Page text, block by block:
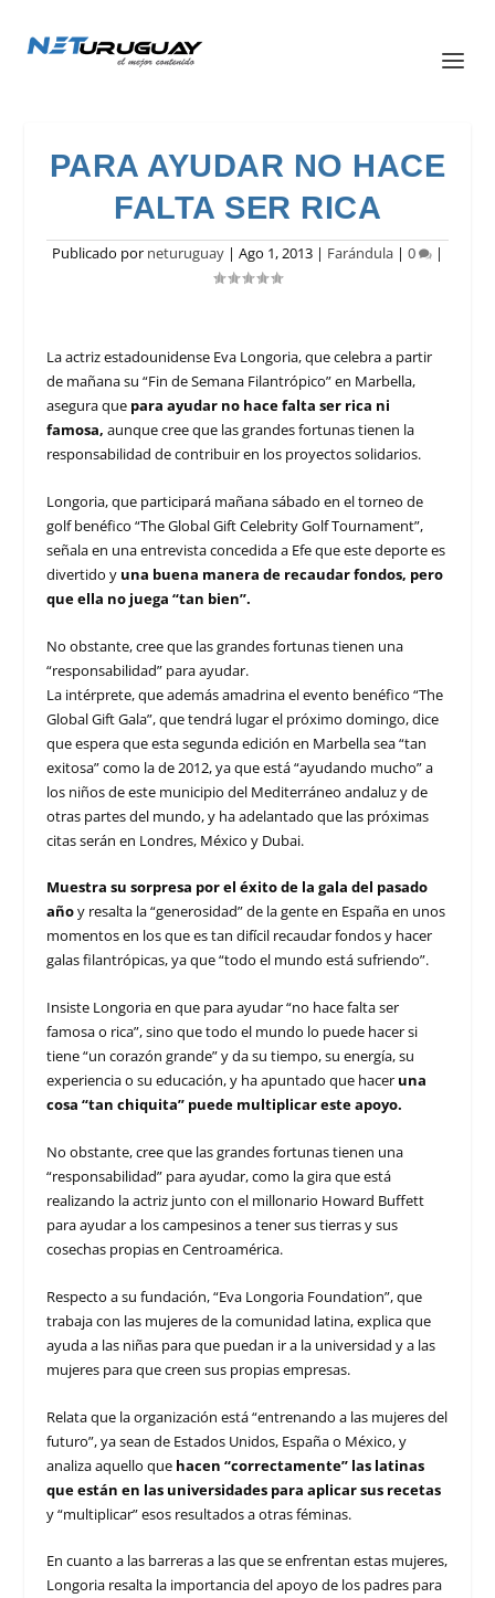
PARA AYUDAR NO HACE
FALTA SER RICA
Publicado por neturuguay | Ago 1, 2013 | Farándula | 0 |
La actriz estadounidense Eva Longoria, que celebra a partir
de mañana su “Fin de Semana Filantrópico” en Marbella,
asegura que para ayudar no hace falta ser rica ni
famosa, aunque cree que las grandes fortunas tienen la
responsabilidad de contribuir en los proyectos solidarios.
Longoria, que participará mañana sábado en el torneo de
golf benéfico “The Global Gift Celebrity Golf Tournament”,
señala en una entrevista concedida a Efe que este deporte es
divertido y una buena manera de recaudar fondos, pero
que ella no juega “tan bien”.
No obstante, cree que las grandes fortunas tienen una
“responsabilidad” para ayudar.
La intérprete, que además amadrina el evento benéfico “The
Global Gift Gala”, que tendrá lugar el próximo domingo, dice
que espera que esta segunda edición en Marbella sea “tan
exitosa” como la de 2012, ya que está “ayudando mucho” a
los niños de este municipio del Mediterráneo andaluz y de
otras partes del mundo, y ha adelantado que las próximas
citas serán en Londres, México y Dubai.
Muestra su sorpresa por el éxito de la gala del pasado
añoy resalta la “generosidad” de la gente en España en unos
momentos en los que es tan difícil recaudar fondos y hacer
galas filantrópicas, ya que “todo el mundo está sufriendo”.
Insiste Longoria en que para ayudar “no hace falta ser
famosa o rica”, sino que todo el mundo lo puede hacer si
tiene “un corazón grande” y da su tiempo, su energía, su
experiencia o su educación, y ha apuntado que hacer una
cosa “tan chiquita” puede multiplicar este apoyo.
No obstante, cree que las grandes fortunas tienen una
“responsabilidad” para ayudar, como la gira que está
realizando la actriz junto con el millonario Howard Buffett
para ayudar a los campesinos a tener sus tierras y sus
cosechas propias en Centroamérica.
Respecto a su fundación, “Eva Longoria Foundation”, que
trabaja con las mujeres de la comunidad latina, explica que
ayuda a las niñas para que puedan ir a la universidad y a las
mujeres para que creen sus propias empresas.
Relata que la organización está “entrenando a las mujeres del
futuro”, ya sean de Estados Unidos, España o México, y
analiza aquello que hacen “correctamente” las latinas
que están en las universidades para aplicar sus recetas
y “multiplicar” esos resultados a otras féminas.
En cuanto a las barreras a las que se enfrentan estas mujeres,
Longoria resalta la importancia del apoyo de los padres para